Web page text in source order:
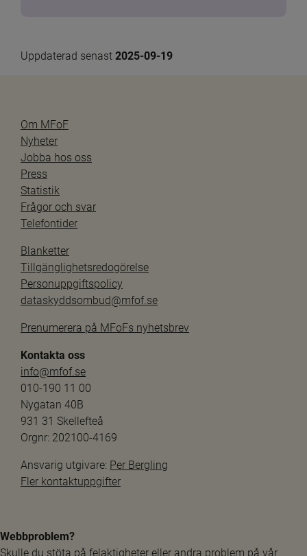
Uppdaterad senast 2025-09-19
Om MFoF
Nyheter
Jobba hos oss
Press
Statistik
Frågor och svar
Telefontider
Blanketter
Tillgänglighetsredogörelse
Personuppgiftspolicy
dataskyddsombud@mfof.se
Prenumerera på MFoFs nyhetsbrev
Kontakta oss
info@mfof.se
010-190 11 00
Nygatan 40B
931 31 Skellefteå
Orgnr: 202100-4169
Ansvarig utgivare: Per Bergling
Fler kontaktuppgifter
Webbproblem?
Skulle du stöta på felaktigheter eller andra problem på vår